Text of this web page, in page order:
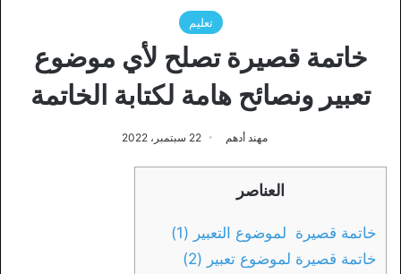
تعليم
خاتمة قصيرة تصلح لأي موضوع
تعبير ونصائح هامة لكتابة الخاتمة
مهند أدهم 22 سبتمبر، 2022
العناصر
خاتمة قصيرة لموضوع التعبير (1)
خاتمة قصيرة لموضوع تعبير (2)